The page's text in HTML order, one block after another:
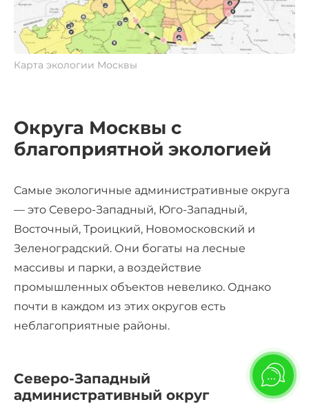
Карта экологии Москвы
Округа Москвы с
благоприятной экологией
Самые экологичные административные округа
— это Северо-Западный, Юго-Западный,
Восточный, Троицкий, Новомосковский и
Зеленоградский. Они богаты на лесные
массивы и парки, а воздействие
промышленных объектов невелико. Однако
почти в каждом из этих округов есть
неблагоприятные районы.
Северо-Западный
административный округ